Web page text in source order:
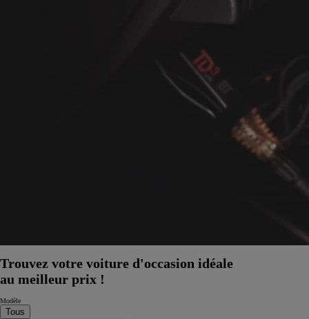
Trouvez votre voiture d'occasion idéale
au meilleur prix !
Modèle